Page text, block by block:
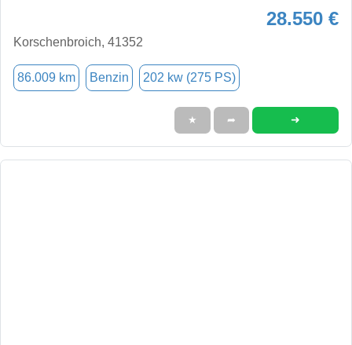
28.550 €
Korschenbroich, 41352
86.009 km Benzin 202 kw (275 PS)
★ ➦ ➜